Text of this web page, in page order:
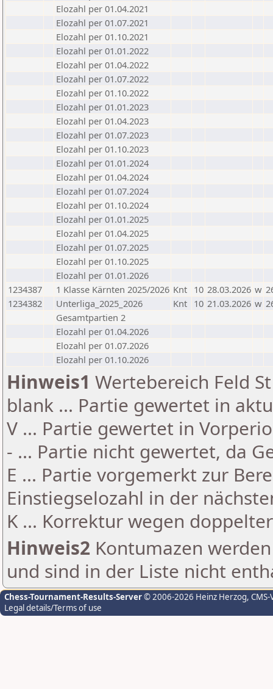
Elozahl per 01.04.2021
Elozahl per 01.07.2021
Elozahl per 01.10.2021
Elozahl per 01.01.2022
Elozahl per 01.04.2022
Elozahl per 01.07.2022
Elozahl per 01.10.2022
Elozahl per 01.01.2023
Elozahl per 01.04.2023
Elozahl per 01.07.2023
Elozahl per 01.10.2023
Elozahl per 01.01.2024
Elozahl per 01.04.2024
Elozahl per 01.07.2024
Elozahl per 01.10.2024
Elozahl per 01.01.2025
Elozahl per 01.04.2025
Elozahl per 01.07.2025
Elozahl per 01.10.2025
Elozahl per 01.01.2026
1234387
1 Klasse Kärnten 2025/2026 Knt 10 28.03.2026 w
1234382
Unterliga_2025_2026 Knt 10 21.03.2026 w
Gesamtpartien 2
Elozahl per 01.04.2026
Elozahl per 01.07.2026
Elozahl per 01.10.2026
Hinweis1 Wertebereich Feld
blank ... Partie gewertet in
V ... Partie gewertet in
- ... Partie nicht gewertet, da
E ... Partie vorgemerkt zur
Einstiegselozahl in der
K ... Korrektur wegen
Hinweis2 Kontumazen
und sind in der Liste nicht
Chess-Tournament-Results-Server© 2006-2026 Heinz Herzog,
Legal details/Terms of use